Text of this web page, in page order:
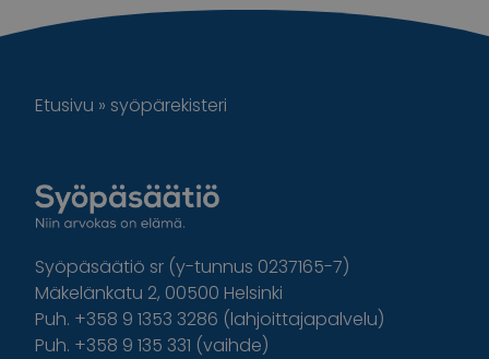
Etusivu » syöpärekisteri
Syöpäsäätiö sr (y-tunnus 0237165-7)
Mäkelänkatu 2, 00500 Helsinki
Puh. +358 9 1353 3286 (lahjoittajapalvelu)
Puh. +358 9 135 331 (vaihde)